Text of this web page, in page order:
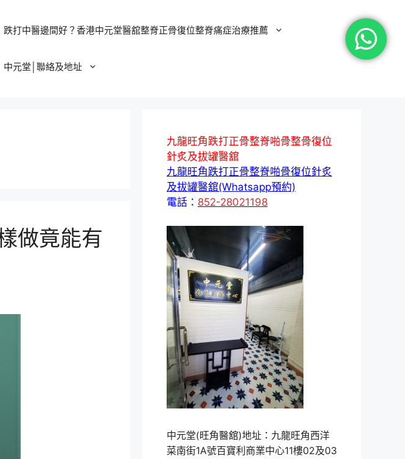
跌打中醫邊間好？香港中元堂醫舘整脊正骨復位整脊痛症治療推薦
中元堂│聯絡及地址
做竟能有
九龍旺角跌打正骨整脊啪骨整骨復位
針炙及拔罐醫舘
九龍旺角跌打正骨整脊啪骨復位針炙
及拔罐醫舘(Whatsapp預約)
電話： 852-28021198
中元堂(旺角醫舘)地址：九龍旺角西洋
菜南街1A號百寶利商業中心11樓02及03